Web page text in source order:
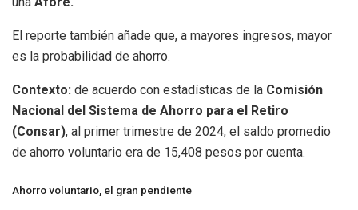
El reporte también añade que, a mayores ingresos, mayor
es la probabilidad de ahorro.
Contexto: de acuerdo con estadísticas de la Comisión
Nacional del Sistema de Ahorro para el Retiro
(Consar), al primer trimestre de 2024, el saldo promedio
de ahorro voluntario era de 15,408 pesos por cuenta.
Ahorro voluntario, el gran pendiente